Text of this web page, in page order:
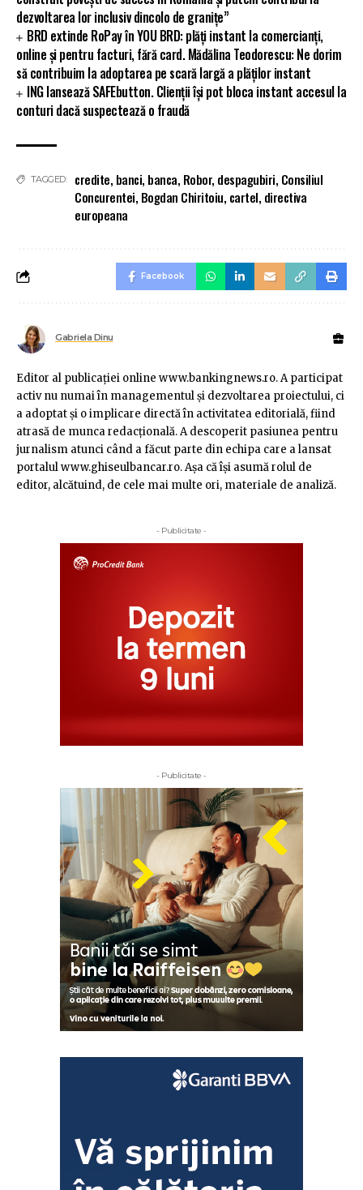
dezvoltarea lor inclusiv dincolo de granițe”
BRD extinde RoPay în YOU BRD: plăți instant la comercianți,
online și pentru facturi, fără card. Mădălina Teodorescu: Ne dorim
să contribuim la adoptarea pe scară largă a plăților instant
ING lansează SAFEbutton. Clienții își pot bloca instant accesul la
conturi dacă suspectează o fraudă
TAGGED: credite, banci, banca, Robor, despagubiri, Consiliul
Concurentei, Bogdan Chiritoiu, cartel, directiva
europeana
Facebook
Gabriela Dinu
Editor al publicaţiei online www.bankingnews.ro. A participat
activ nu numai în managementul şi dezvoltarea proiectului, ci
a adoptat şi o implicare directă în activitatea editorială, fiind
atrasă de munca redacţională. A descoperit pasiunea pentru
jurnalism atunci când a făcut parte din echipa care a lansat
portalul www.ghiseulbancar.ro. Așa că îşi asumă rolul de
editor, alcătuind, de cele mai multe ori, materiale de analiză.
- Publicitate -
- Publicitate -